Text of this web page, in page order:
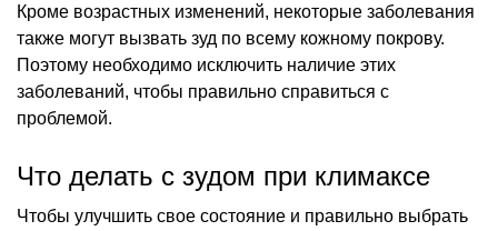
Кроме возрастных изменений, некоторые заболевания
также могут вызвать зуд по всему кожному покрову.
Поэтому необходимо исключить наличие этих
заболеваний, чтобы правильно справиться с
проблемой.
Что делать с зудом при климаксе
Чтобы улучшить свое состояние и правильно выбрать